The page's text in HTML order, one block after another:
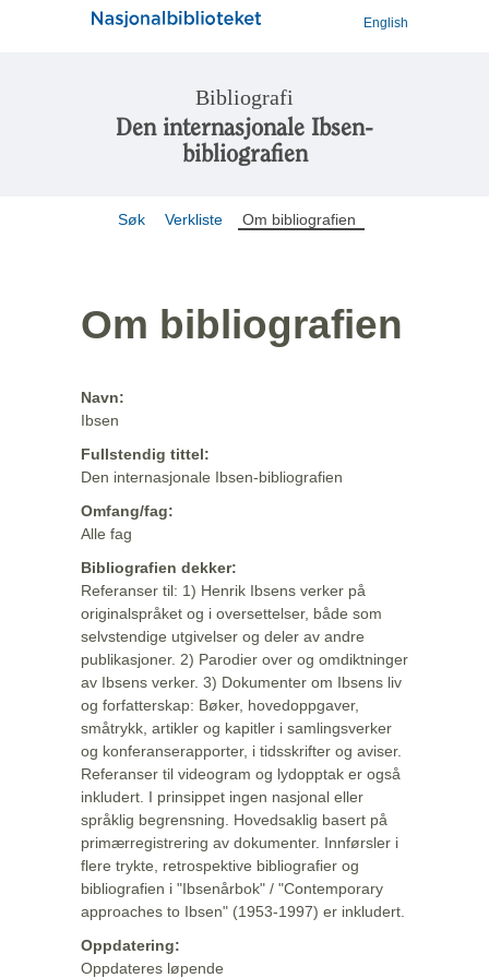
English
Bibliografi
Den internasjonale Ibsen-
bibliografien
Søk Verkliste Om bibliografien
Om bibliografien
Navn:
Ibsen
Fullstendig tittel:
Den internasjonale Ibsen-bibliografien
Omfang/fag:
Alle fag
Bibliografien dekker:
Referanser til: 1) Henrik Ibsens verker på
originalspråket og i oversettelser, både som
selvstendige utgivelser og deler av andre
publikasjoner. 2) Parodier over og omdiktninger
av Ibsens verker. 3) Dokumenter om Ibsens liv
og forfatterskap: Bøker, hovedoppgaver,
småtrykk, artikler og kapitler i samlingsverker
og konferanserapporter, i tidsskrifter og aviser.
Referanser til videogram og lydopptak er også
inkludert. I prinsippet ingen nasjonal eller
språklig begrensning. Hovedsaklig basert på
primærregistrering av dokumenter. Innførsler i
flere trykte, retrospektive bibliografier og
bibliografien i "Ibsenårbok" / "Contemporary
approaches to Ibsen" (1953-1997) er inkludert.
Oppdatering:
Oppdateres løpende